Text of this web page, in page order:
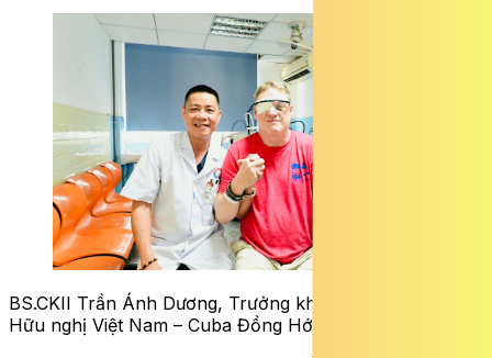
BS.CKII Trần Ánh Dương, Trưởng khoa Mắt, Bệnh viện
Hữu nghị Việt Nam – Cuba Đồng Hới và bệnh nhân.